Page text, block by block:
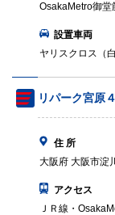
OsakaMetro御堂
設置車両
ヤリスクロス（白
リパーク宮原
住 所
大阪府 大阪市淀
アクセス
ＪＲ線・